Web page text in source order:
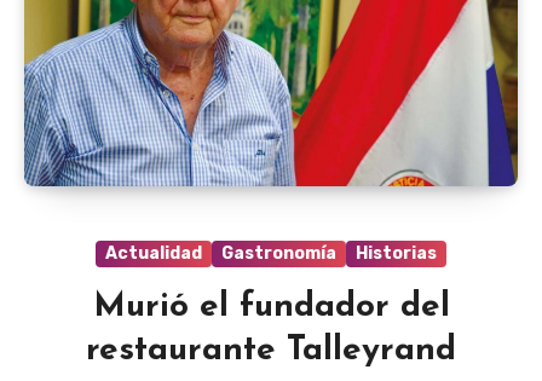
Actualidad Gastronomía Historias
Murió el fundador del
restaurante Talleyrand